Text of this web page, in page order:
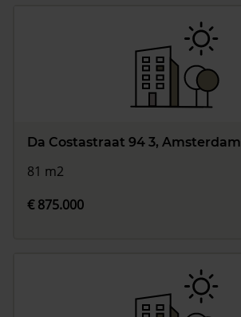
Da Costastraat 94 3, Amsterdam
81 m2
€ 875.000